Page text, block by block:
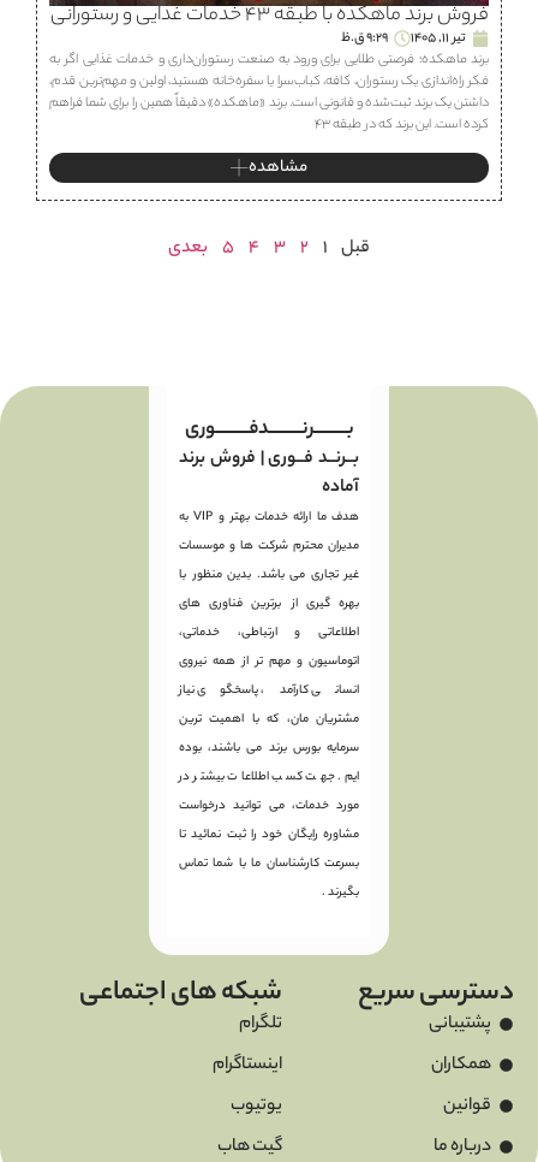
فروش برند ماهكده با طبقه ۴۳ خدمات غذایی و رستورانی
تیر 11, 1405
9:29 ق.ظ
برند ماهكده؛ فرصتی طلایی برای ورود به صنعت رستوران‌داری و خدمات غذایی اگر به
فکر راه‌اندازی یک رستوران، كافه، كباب‌سرا یا سفره‌خانه هستید، اولین و مهم‌ترین قدم،
داشتن یک برند ثبت‌شده و قانونی است. برند «ماهكده» دقیقاً همین را برای شما فراهم
کرده است. این برند که در طبقه ۴۳
مشاهده
قبل 1
2
3
4
5 بعدی
بـــــــــرنـــــــــدفـــــــــوری
بــرنــد فــوری | فروش برند
آماده
هدف ما ارائه خدمات بهتر و VIP به
مدیران محترم شرکت ها و موسسات
غیر تجاری می باشد. بدین منظور با
بهره گیری از برترین فناوری های
اطلاعاتی و ارتباطی، خدماتی،
اتوماسیون و مهم تر از همه نیروی
انسانی کارآمد، پاسخگوی نیاز
مشتریان مان، که با اهمیت ترین
سرمایه بورس برند می باشند، بوده
ایم. جهت کسب اطلاعات بیشتر در
مورد خدمات، می توانید درخواست
مشاوره رایگان خود را ثبت نمائید تا
بسرعت کارشناسان ما با شما تماس
بگیرند .
دسترسی سریع
پشتیبانی
همکاران
قوانین
درباره ما
شبکه های اجتماعی
تلگرام
اینستاگرام
یوتیوب
گیت هاب